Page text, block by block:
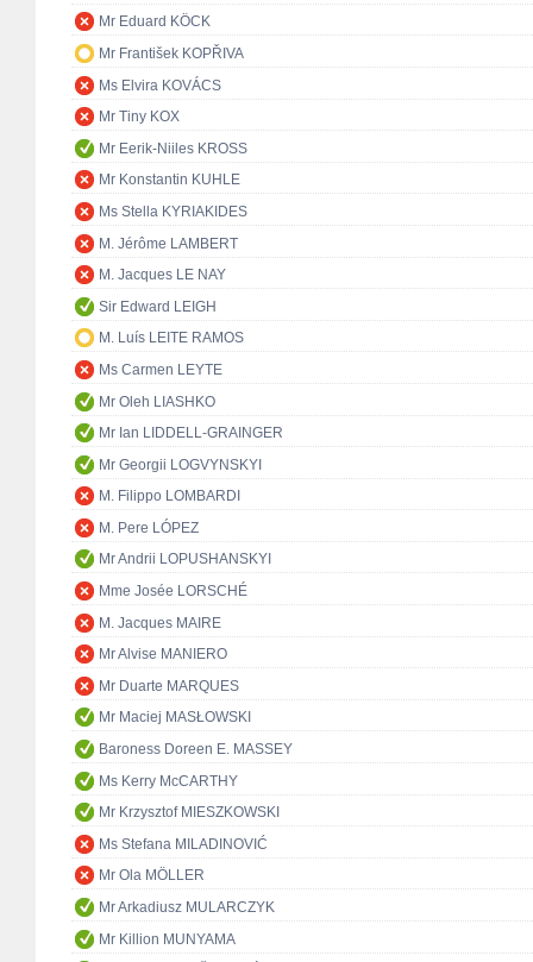
Mr Eduard KÖCK
Mr František KOPŘIVA
Ms Elvira KOVÁCS
Mr Tiny KOX
Mr Eerik-Niiles KROSS
Mr Konstantin KUHLE
Ms Stella KYRIAKIDES
M. Jérôme LAMBERT
M. Jacques LE NAY
Sir Edward LEIGH
M. Luís LEITE RAMOS
Ms Carmen LEYTE
Mr Oleh LIASHKO
Mr Ian LIDDELL-GRAINGER
Mr Georgii LOGVYNSKYI
M. Filippo LOMBARDI
M. Pere LÓPEZ
Mr Andrii LOPUSHANSKYI
Mme Josée LORSCHÉ
M. Jacques MAIRE
Mr Alvise MANIERO
Mr Duarte MARQUES
Mr Maciej MASŁOWSKI
Baroness Doreen E. MASSEY
Ms Kerry McCARTHY
Mr Krzysztof MIESZKOWSKI
Ms Stefana MILADINOVIĆ
Mr Ola MÖLLER
Mr Arkadiusz MULARCZYK
Mr Killion MUNYAMA